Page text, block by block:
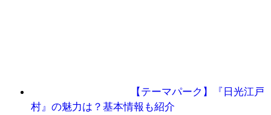
【テーマパーク】『日光江戸
村』の魅力は？基本情報も紹介